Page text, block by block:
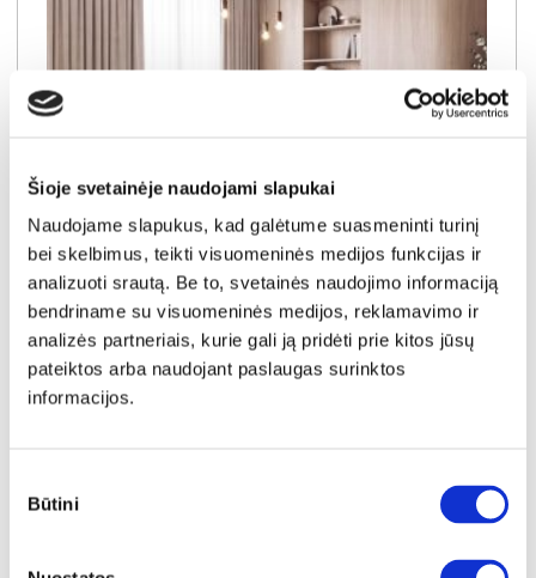
Šioje svetainėje naudojami slapukai
Naudojame slapukus, kad galėtume suasmeninti turinį
bei skelbimus, teikti visuomeninės medijos funkcijas ir
analizuoti srautą. Be to, svetainės naudojimo informaciją
bendriname su visuomeninės medijos, reklamavimo ir
analizės partneriais, kurie gali ją pridėti prie kitos jūsų
pateiktos arba naudojant paslaugas surinktos
informacijos.
pasirinkimas
Būtini
NAUJIENA YRA SANDĖLYJE
DORIAN (III gr.) minkštas kampas (Bubble-04) K
Išmatavimai:A:90-100cmP:263cmG: 170-235cm
Miegamoji dalis: